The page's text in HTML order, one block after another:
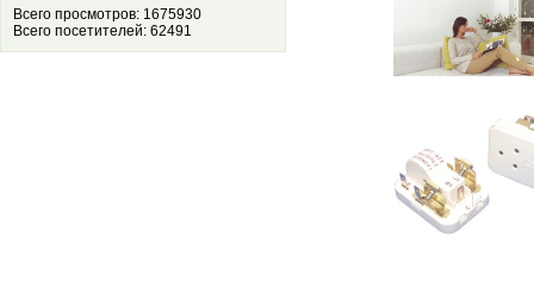
Всего просмотров: 1675930
Всего посетителей: 62491